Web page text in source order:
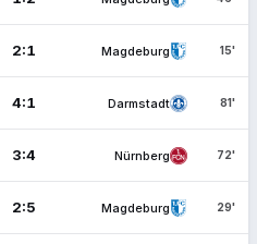
2:1 Magdeburg 15'
4:1 Darmstadt 81'
3:4 Nürnberg 72'
2:5 Magdeburg 29'